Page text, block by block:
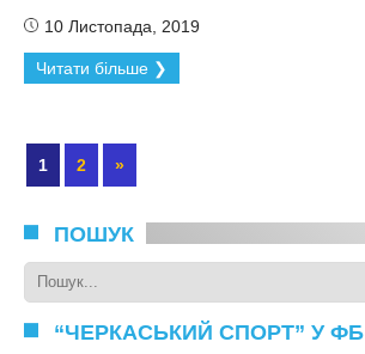
10 Листопада, 2019
Читати більше ❯
1 2 »
ПОШУК
“ЧЕРКАСЬКИЙ СПОРТ” У ФБ